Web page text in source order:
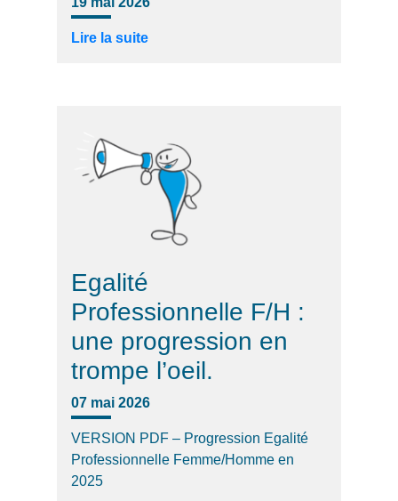
Lire la suite
Egalité
Professionnelle F/H :
une progression en
trompe l’oeil.
07 mai 2026
VERSION PDF – Progression Egalité
Professionnelle Femme/Homme en
2025